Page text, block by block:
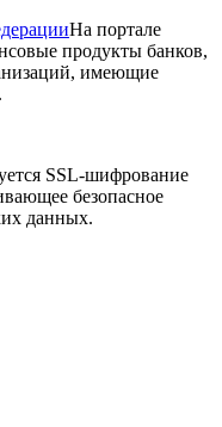
На портале
продукты банков,
имеющие
SSL-шифрование
безопасное
данных.